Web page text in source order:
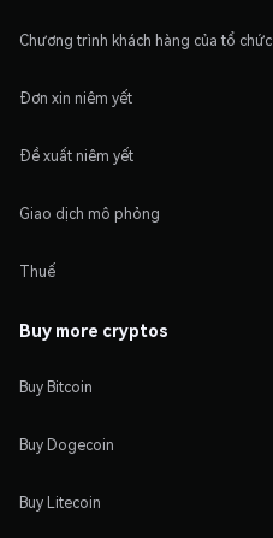
Chương trình khách hàng của tổ chức
Đơn xin niêm yết
Đề xuất niêm yết
Giao dịch mô phỏng
Thuế
Buy more cryptos
Buy Bitcoin
Buy Dogecoin
Buy Litecoin